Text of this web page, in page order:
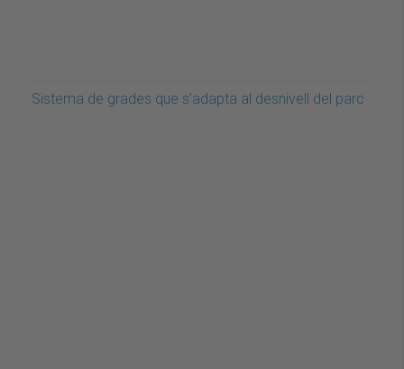
Sistema de grades que s’adapta al desnivell del parc